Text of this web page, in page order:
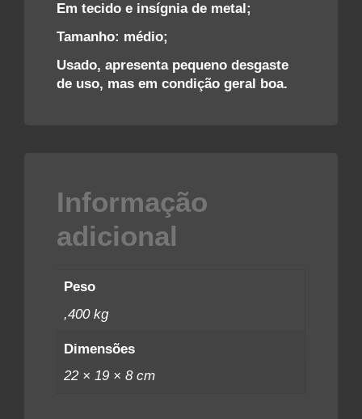
Em tecido e insígnia de metal;
Tamanho: médio;
Usado, apresenta pequeno desgaste
de uso, mas em condição geral boa.
Informação
adicional
Peso
,400 kg
Dimensões
22 × 19 × 8 cm